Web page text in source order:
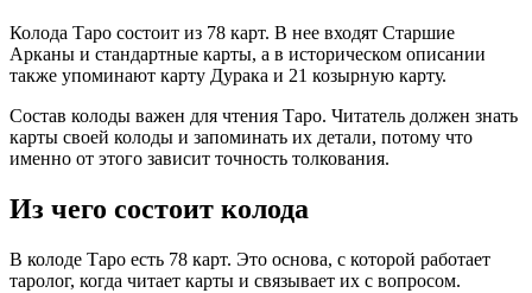
Колода Таро состоит из 78 карт. В нее входят Старшие
Арканы и стандартные карты, а в историческом описании
также упоминают карту Дурака и 21 козырную карту.
Состав колоды важен для чтения Таро. Читатель должен знать
карты своей колоды и запоминать их детали, потому что
именно от этого зависит точность толкования.
Из чего состоит колода
В колоде Таро есть 78 карт. Это основа, с которой работает
таролог, когда читает карты и связывает их с вопросом.